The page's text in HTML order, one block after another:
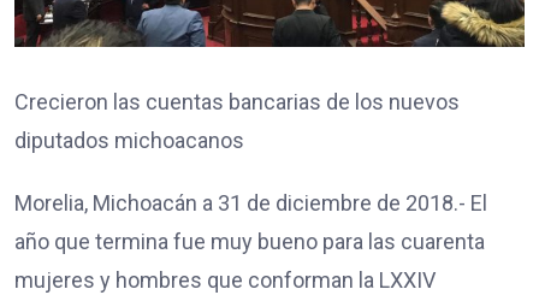
Crecieron las cuentas bancarias de los nuevos
diputados michoacanos
Morelia, Michoacán a 31 de diciembre de 2018.- El
año que termina fue muy bueno para las cuarenta
mujeres y hombres que conforman la LXXIV